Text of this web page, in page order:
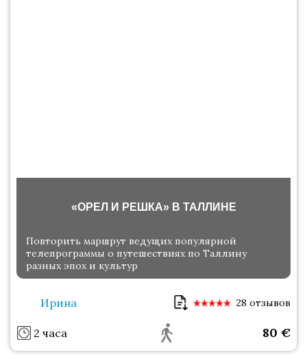
«ОРЕЛ И РЕШКА» В ТАЛЛИНЕ
Повторить маршрут ведущих популярной
телепрограммы о путешествиях по Таллину
разных эпох и культур
Ирина 28 отзывов
2 часа 80 €